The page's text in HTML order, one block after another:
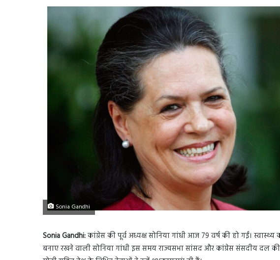
Sonia Gandhi
Sonia Gandhi:कांग्रेस की पूर्व अध्यक्ष सोनिया गांधी आज 79 वर्ष की हो गईं।
बनाए रखने वाली सोनिया गांधी इस समय राज्यसभा सांसद और कांग्रेस संसदीय दल की